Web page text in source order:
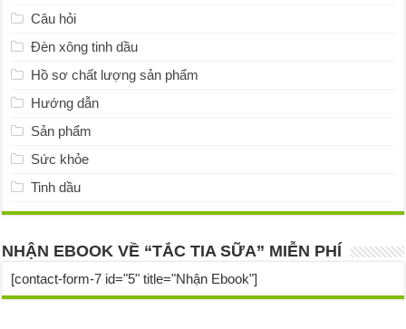
Câu hỏi
Đèn xông tinh dầu
Hồ sơ chất lượng sản phẩm
Hướng dẫn
Sản phẩm
Sức khỏe
Tinh dầu
NHẬN EBOOK VỀ “TẮC TIA SỮA” MIỄN PHÍ
[contact-form-7 id="5" title="Nhận Ebook"]